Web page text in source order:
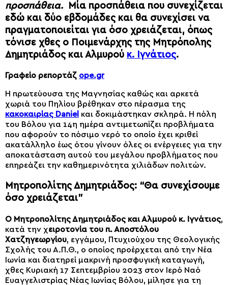
προσπάθεια.
Μία προσπάθεια που συνεχίζεται
εδώ και δύο εβδομάδες και θα συνεχίσει να
πραγματοποιείται για όσο χρειάζεται, όπως
τόνισε χθες ο Ποιμενάρχης της Μητρόπολης
Δημητριάδος και Αλμυρού κ. Ιγνάτιος.
Γραφείο ρεπορτάζ ope.gr
Η πρωτεύουσα της Μαγνησίας καθώς και αρκετά
χωριά του Πηλίου βρέθηκαν στο πέρασμα της
κακοκαιρίας Daniel και δοκιμάστηκαν σκληρά. Η πόλη
του Βόλου για 14η ημέρα αντιμετωπίζει προβλήματα
που αφορούν το πόσιμο νερό το οποίο έχει κριθεί
ακατάλληλο έως ότου γίνουν όλες οι ενέργειες για την
αποκατάσταση αυτού του μεγάλου προβλήματος που
επηρεάζει την καθημερινότητα χιλιάδων πολιτών.
Μητροπολίτης Δημητριάδος: “Θα συνεχίσουμε
όσο χρειάζεται”
Ο Μητροπολίτης Δημητριάδος και Αλμυρού κ. Ιγνάτιος,
κατά την χειροτονία του π. Αποστόλου
Χατζηγεωργίου, εγγάμου, Πτυχιούχου της Θεολογικής
Σχολής του Α.Π.Θ., ο οποίος προέρχεται από την Νέα
Ιωνία και διατηρεί μακρινή προσφυγική καταγωγή,
χθες Κυριακή 17 Σεπτεμβρίου 2023 στον Ιερό Ναό
Ευαγγελιστρίας Νέας Ιωνίας Βόλου, μίλησε για τη